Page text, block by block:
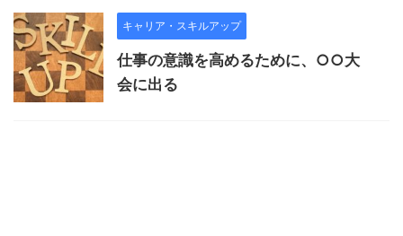
キャリア・スキルアップ
仕事の意識を高めるために、○○大
会に出る